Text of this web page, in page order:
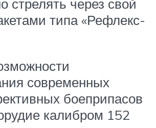
стрелять через свой
типа «Рефлекс-
современных
боеприпасов
калибром 152